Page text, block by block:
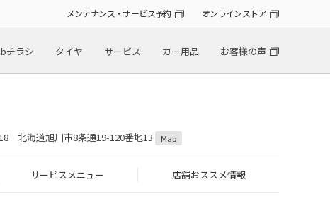
メンテナンス・サービス予約 オンラインストア
チラシ タイヤ サービス カー用品 お客様の声
北海道旭川市8条通19-120番地13 Map
サービスメニュー 店舗おススメ情報